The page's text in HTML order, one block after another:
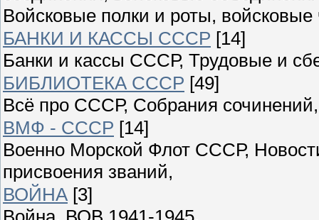
Войсковые полки и роты, войсковые
БАНКИ И КАССЫ СССР [14]
Банки и кассы СССР, Трудовые и
БИБЛИОТЕКА СССР [49]
Всё про СССР, Собрания
ВМФ - СССР [14]
Военно Морской Флот СССР,
присвоения званий,
ВОЙНА [3]